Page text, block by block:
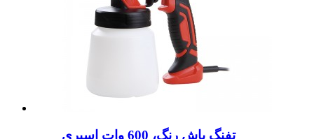
تفنگ پاش رنگ، 600 وات اسپری